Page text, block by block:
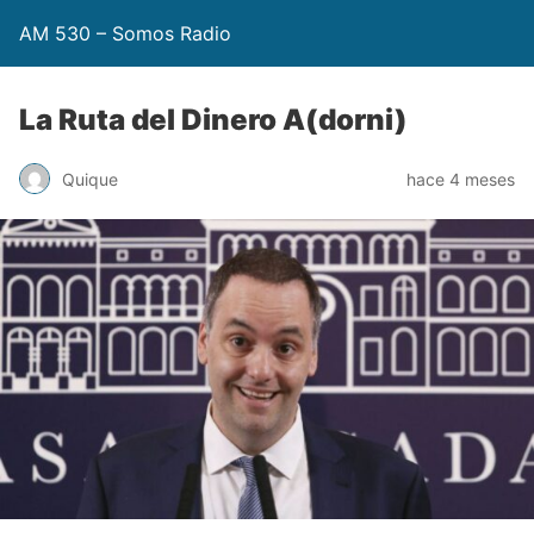
AM 530 – Somos Radio
La Ruta del Dinero A(dorni)
Quique hace 4 meses